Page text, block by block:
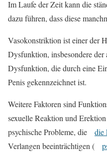
Im Laufe der Zeit kann die
dazu führen, dass diese
Vasokonstriktion ist einer der
Dysfunktion, insbesondere der
Dysfunktion, die durch eine
Penis gekennzeichnet ist.
Weitere Faktoren sind
sexuelle Reaktion und
psychische Probleme, die die
Verlangen beeinträchtigen (